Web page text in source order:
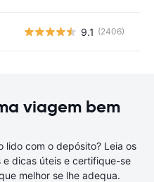
9.1 (2406)
viagem bem
lido com o depósito? Leia os
e dicas úteis e certifique-se
melhor se lhe adequa.